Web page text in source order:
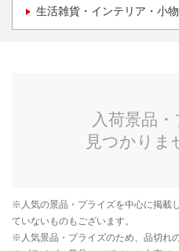
生活雑貨・インテリア・小物